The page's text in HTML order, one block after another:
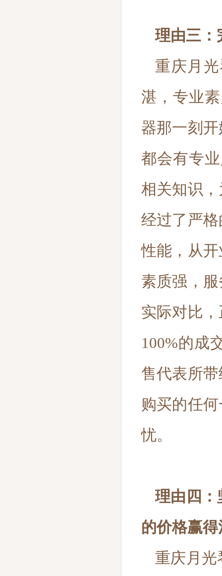
理由三：
重庆月
湛，专业
器那一刻
都会有专
相关知识
经过了严
性能，从
素质强，
实际对比
100%的成
售代表所
购买的任
忧。
理由四：
的价格赢
重庆月光